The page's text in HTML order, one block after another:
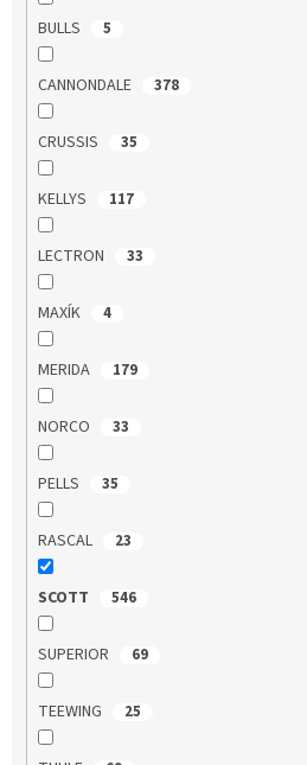
BULLS 5
CANNONDALE 378
CRUSSIS 35
KELLYS 117
LECTRON 33
MAXÍK 4
MERIDA 179
NORCO 33
PELLS 35
RASCAL 23
SCOTT 546
SUPERIOR 69
TEEWING 25